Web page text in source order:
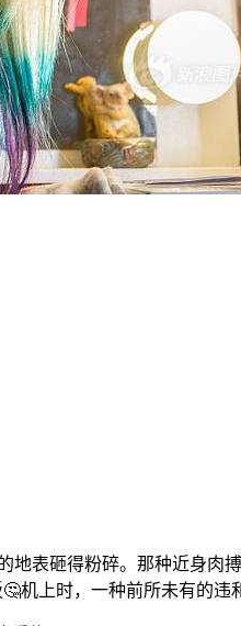
表砸得粉碎。那种近身肉
机上时，一种前所未有的违